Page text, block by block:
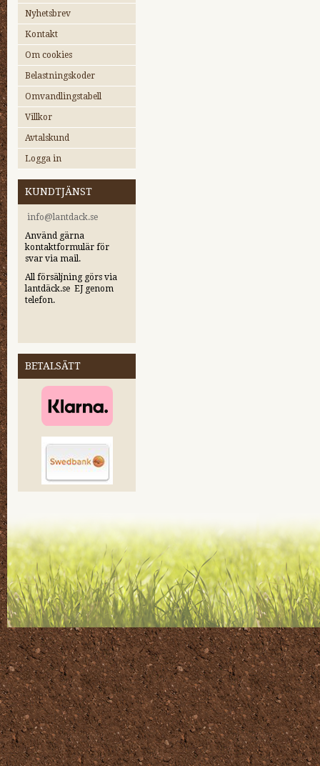
Nyhetsbrev
Kontakt
Om cookies
Belastningskoder
Omvandlingstabell
Villkor
Avtalskund
Logga in
KUNDTJÄNST
info@lantdack.se
Använd gärna
kontaktformulär för
svar via mail.
All försäljning görs via
lantdäck.se EJ genom
telefon.
BETALSÄTT